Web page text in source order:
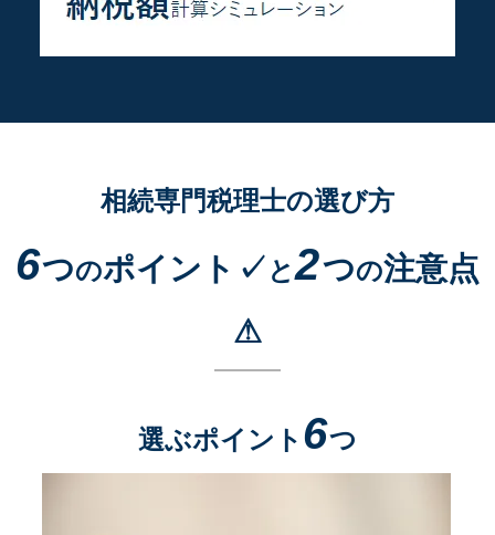
相続専門税理士の選び方
6つのポイント✓ と2つの注意点
⚠
選ぶポイント 6つ